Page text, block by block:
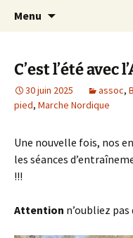
AMB55
Le site web de
Barisienne :
Menu
C’est l’été avec
30 juin 2025 assoc,
pied, Marche Nordique
Une nouvelle fois, nos
les séances
!!!
Attention n’oubliez